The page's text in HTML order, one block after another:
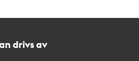
drivs av